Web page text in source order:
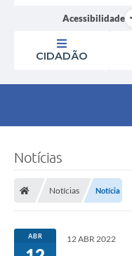
Acessibilidade
CIDADÃO
Notícias
Notícias Notícia
ABR 12 ABR 2022